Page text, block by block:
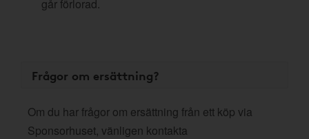
går förlorad.
Frågor om ersättning?
Om du har frågor om ersättning från ett köp via
Sponsorhuset, vänligen kontakta